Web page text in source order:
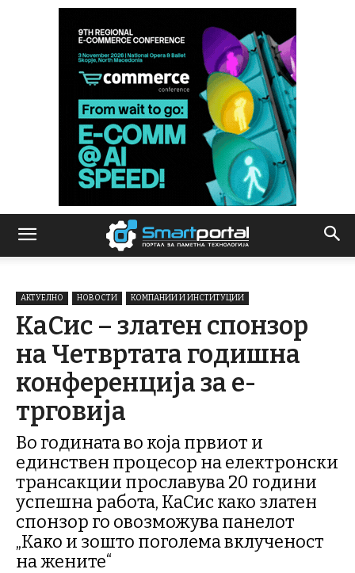
АКТУЕЛНО НОВОСТИ КОМПАНИИ И ИНСТИТУЦИИ
КаСис – златен спонзор
на Четвртата годишна
конференција за е-
трговија
Во годината во која првиот и
единствен процесор на електронски
трансакции прославува 20 години
успешна работа, КаСис како златен
спонзор го овозможува панелот
„Како и зошто поголема вклученост
на жените“